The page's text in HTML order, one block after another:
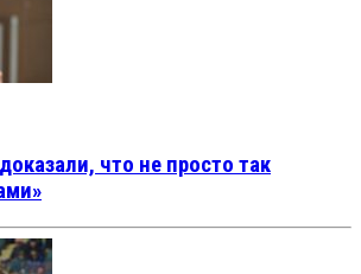
что не просто так